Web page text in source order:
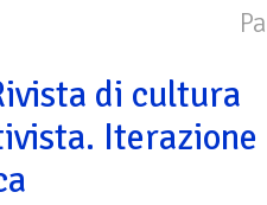
di cultura
Iterazione